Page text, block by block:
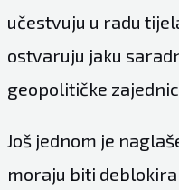
učestvuju u radu
ostvaruju jaku
geopolitičke
Još jednom je
moraju biti